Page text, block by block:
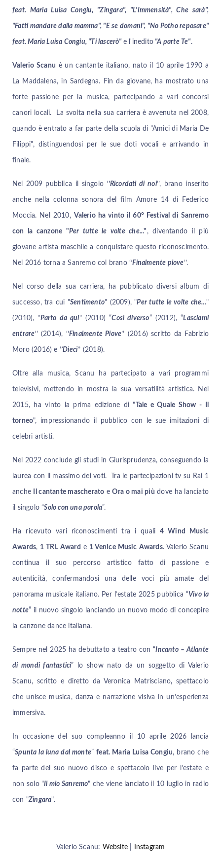
feat. Maria Luisa Congiu, "Zingara", "L'Immensità", Che sarà",
"Fatti mandare dalla mamma", "E se domani", "No Potho reposare"
feat. Maria Luisa Congiu, "Ti lascerò" e l'inedito "A parte Te".
Valerio Scanu è un cantante italiano, nato il 10 aprile 1990 a
La Maddalena, in Sardegna. Fin da giovane, ha mostrato una
forte passione per la musica, partecipando a vari concorsi
canori locali. La svolta nella sua carriera è avvenuta nel 2008,
quando è entrato a far parte della scuola di "Amici di Maria De
Filippi", distinguendosi per le sue doti vocali e arrivando in
finale.
Nel 2009 pubblica il singolo ‘ ’Ricordati di noi’’, brano inserito
anche nella colonna sonora del film Amore 14 di Federico
Moccia. Nel 2010, Valerio ha vinto il 60° Festival di Sanremo
con la canzone "Per tutte le volte che..." , diventando il più
giovane artista maschile a conquistare questo riconoscimento.
Nel 2016 torna a Sanremo col brano ‘’Finalmente piove’’.
Nel corso della sua carriera, ha pubblicato diversi album di
successo, tra cui "Sentimento" (2009), "Per tutte le volte che..."
(2010), "Parto da qui" (2010) “Così diverso” (2012), “Lasciami
entrare‘’ (2014), ‘’Finalmente Piove’’ (2016) scritto da Fabrizio
Moro (2016) e ’’Dieci’’ (2018).
Oltre alla musica, Scanu ha partecipato a vari programmi
televisivi, mettendo in mostra la sua versatilità artistica. Nel
2015, ha vinto la prima edizione di "Tale e Quale Show - Il
torneo", impressionando il pubblico con le sue imitazioni di
celebri artisti.
Nel 2022 conclude gli studi in Giurisprudenza, conseguendo la
laurea con il massimo dei voti. Tra le partecipazioni tv su Rai 1
anche Il cantante mascherato eOra o mai più dove ha lanciato
il singolo “Solo con una parola”.
Ha ricevuto vari riconoscimenti tra i quali4 Wind Music
Awards, 1 TRL Award e 1 Venice Music Awards. Valerio Scanu
continua il suo percorso artistico fatto di passione e
autenticità, confermandosi una delle voci più amate del
panorama musicale italiano. Per l’estate 2025 pubblica “Vivo la
notte” il nuovo singolo lanciando un nuovo modo di concepire
la canzone dance italiana.
Sempre nel 2025 ha debuttato a teatro con “Incanto – Atlante
di mondi fantastici” lo show nato da un soggetto di Valerio
Scanu, scritto e diretto da Veronica Matrisciano, spettacolo
che unisce musica, danza e narrazione visiva in un’esperienza
immersiva.
In occasione del suo compleanno il 10 aprile 2026 lancia
“Spunta la luna dal monte”feat. Maria Luisa Congiu, brano che
fa parte del suo nuovo disco e spettacolo live per l’estate e
non solo "Il mio Sanremo" che viene lanciato il 10 luglio in radio
con "Zingara".
Valerio Scanu: Website| Instagram